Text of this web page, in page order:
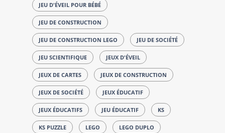
JEU D'ÉVEIL POUR BÉBÉ
JEU DE CONSTRUCTION
JEU DE CONSTRUCTION LEGO JEU DE SOCIÉTÉ
JEU SCIENTIFIQUE JEUX D'ÉVEIL
JEUX DE CARTES JEUX DE CONSTRUCTION
JEUX DE SOCIÉTÉ JEUX ÉDUCATIF
JEUX ÉDUCATIFS JEU ÉDUCATIF KS
KS PUZZLE LEGO LEGO DUPLO